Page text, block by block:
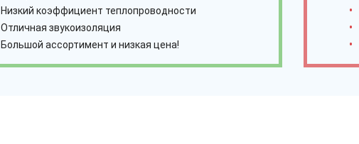
Низкий коэффициент теплопроводности
Отличная звукоизоляция
Большой ассортимент и низкая цена!